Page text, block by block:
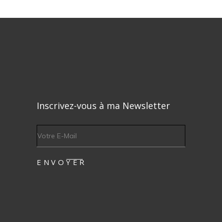
Inscrivez-vous à ma Newsletter